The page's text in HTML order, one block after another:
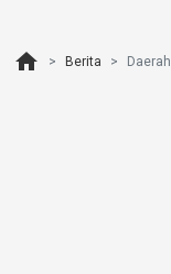
home Berita Daerah